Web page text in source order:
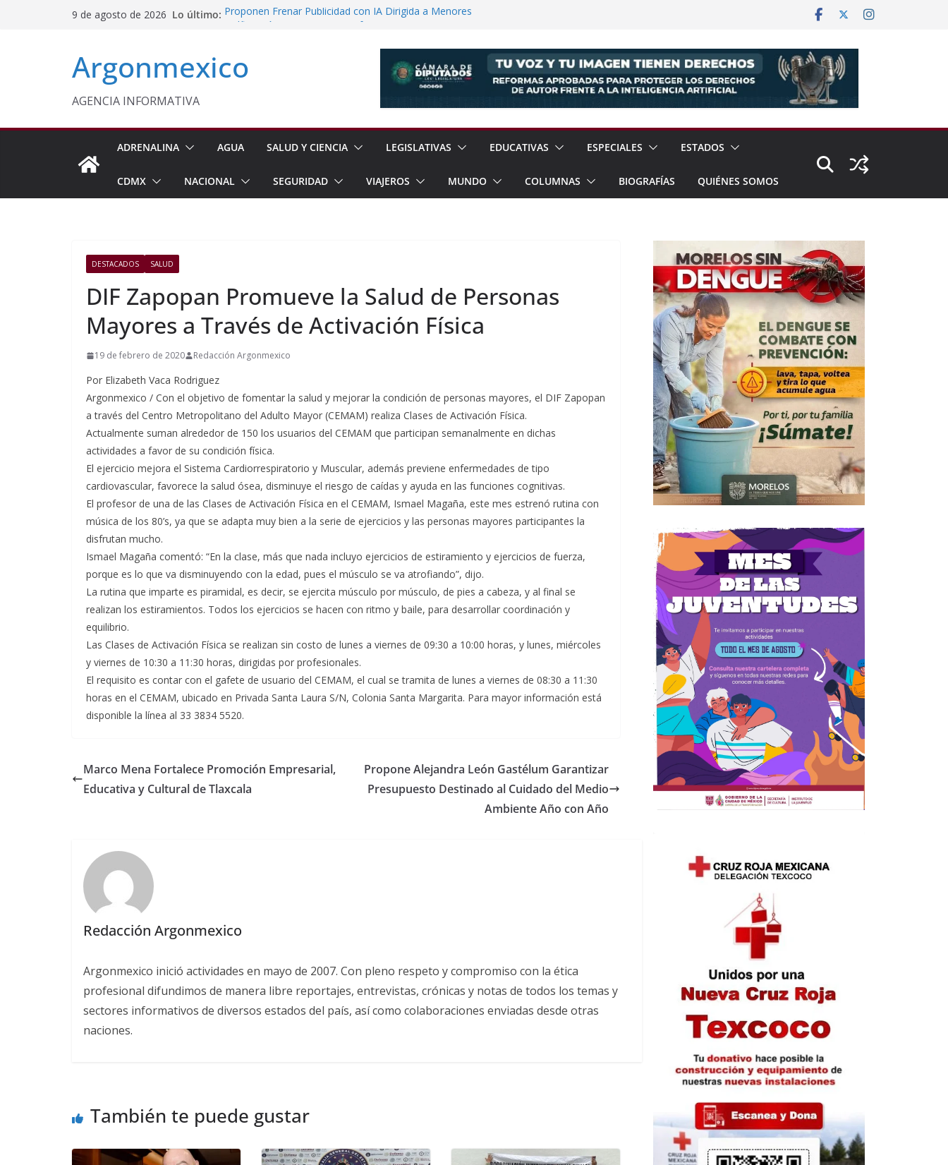
9 de agosto de 2026 Lo último: Proponen Frenar Publicidad con IA Dirigida a Menores
Café Mexiquense Conquista Mercado Chino con Acuerdo de
Exportación
Sheinbaum y Delfina Gómez Refuerzan Oferta Educativa en
Nuevo CBTA en Texcoco
Argonmexico
AGENCIA INFORMATIVA
ADRENALINA AGUA SALUD Y CIENCIA LEGISLATIVAS EDUCATIVAS ESPECIALES ESTADOS
CDMX NACIONAL SEGURIDAD VIAJEROS MUNDO COLUMNAS BIOGRAFÍAS QUIÉNES SOMOS
DESTACADOS SALUD
DIF Zapopan Promueve la Salud de Personas
Mayores a Través de Activación Física
19 de febrero de 2020 Redacción Argonmexico
Por Elizabeth Vaca Rodriguez
Argonmexico / Con el objetivo de fomentar la salud y mejorar la condición de personas mayores, el DIF Zapopan
a través del Centro Metropolitano del Adulto Mayor (CEMAM) realiza Clases de Activación Física.
Actualmente suman alrededor de 150 los usuarios del CEMAM que participan semanalmente en dichas
actividades a favor de su condición física.
El ejercicio mejora el Sistema Cardiorrespiratorio y Muscular, además previene enfermedades de tipo
cardiovascular, favorece la salud ósea, disminuye el riesgo de caídas y ayuda en las funciones cognitivas.
El profesor de una de las Clases de Activación Física en el CEMAM, Ismael Magaña, este mes estrenó rutina con
música de los 80’s, ya que se adapta muy bien a la serie de ejercicios y las personas mayores participantes la
disfrutan mucho.
Ismael Magaña comentó: “En la clase, más que nada incluyo ejercicios de estiramiento y ejercicios de fuerza,
porque es lo que va disminuyendo con la edad, pues el músculo se va atrofiando”, dijo.
La rutina que imparte es piramidal, es decir, se ejercita músculo por músculo, de pies a cabeza, y al final se
realizan los estiramientos. Todos los ejercicios se hacen con ritmo y baile, para desarrollar coordinación y
equilibrio.
Las Clases de Activación Física se realizan sin costo de lunes a viernes de 09:30 a 10:00 horas, y lunes, miércoles
y viernes de 10:30 a 11:30 horas, dirigidas por profesionales.
El requisito es contar con el gafete de usuario del CEMAM, el cual se tramita de lunes a viernes de 08:30 a 11:30
horas en el CEMAM, ubicado en Privada Santa Laura S/N, Colonia Santa Margarita. Para mayor información está
disponible la línea al 33 3834 5520.
Marco Mena Fortalece Promoción Empresarial,
Educativa y Cultural de Tlaxcala
Propone Alejandra León Gastélum Garantizar
Presupuesto Destinado al Cuidado del Medio
Ambiente Año con Año
Redacción Argonmexico
Argonmexico inició actividades en mayo de 2007. Con pleno respeto y compromiso con la ética
profesional difundimos de manera libre reportajes, entrevistas, crónicas y notas de todos los temas y
sectores informativos de diversos estados del país, así como colaboraciones enviadas desde otras
naciones.
También te puede gustar